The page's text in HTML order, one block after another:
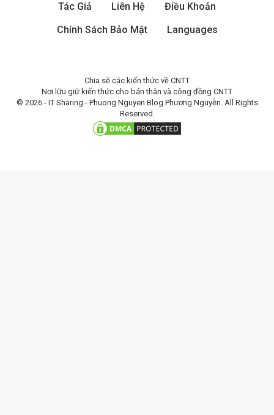
Tác Giả Liên Hệ
Điều Khoản
Chính Sách Bảo Mật
Languages
Chia sẽ các kiến thức về CNTT
Nơi lữu giữ kiến thức cho bản thân và công đồng CNTT
© 2026 - IT Sharing - Phuong Nguyen Blog Phương Nguyễn. All Rights
Reserved.